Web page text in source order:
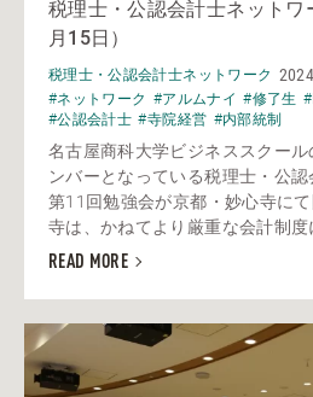
税理士・公認会計士ネット
月15日）
税理士・公認会計士ネットワーク
#ネットワーク #アルムナイ #修了生
#公認会計士 #寺院経営 #内部統制
名古屋商科大学ビジネススクール
ンバーとなっている税理士・公
第11回勉強会が京都・妙心寺に
寺は、かねてより厳重な会計制度
READ MORE